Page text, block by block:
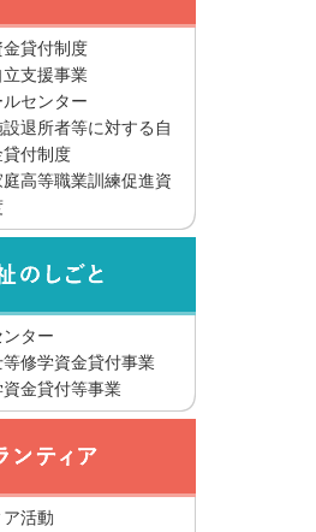
貸付制度
立支援事業
センター
退所者等に対する自
付制度
高等職業訓練促進資
ター
修学資金貸付事業
金貸付等事業
活動